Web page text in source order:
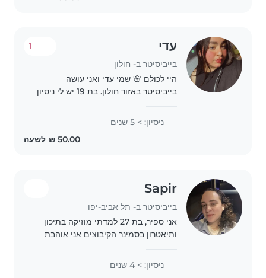
עדי
בייביסיטר ב- חולון
1
היי לכולם 🌸 שמי עדי ואני עושה
בייביסיטר באזור חולון. בת 19 יש לי ניסיון
זמינה בשעות אחר הצהריים, בערבים וגם
ניסיון: > 5 שנים
Sapir
בייביסיטר ב- תל אביב-יפו
אני ספיר, בת 27 למדתי מוזיקה בתיכון
ותיאטרון בסמינר הקיבוצים אני אוהבת
ולהיות שם כשצריך!
ניסיון: > 4 שנים